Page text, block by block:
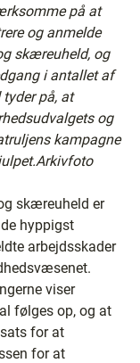
på at
og anmelde
skæreuheld, og
i antallet af
tyder på, at
og
kampagne
skæreuheld er
hyppigst
arbejdsskader
viser
følges op, og at
for at
for at